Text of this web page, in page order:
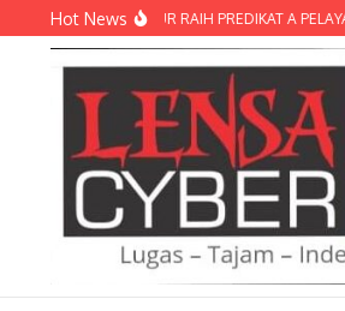
Lewati ke konten
Hot News
LOMBOK TIMUR RAIH PREDIKAT A PELAYANAN